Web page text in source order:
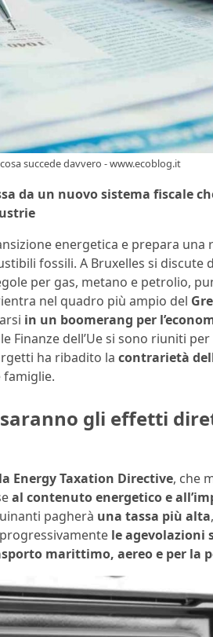
succede davvero - www.ecoblog.it
da un nuovo sistema fiscale
energetica e prepara
fossili. A Bruxelles si discute
per gas, metano e petrolio,
nel quadro più ampio del
in un boomerang per
Finanze dell’Ue si sono riuniti
ha ribadito la contrarietà
gli effetti
Energy Taxation Directive, che
al contenuto energetico e
pagherà una tassa più alta
le agevolazioni
marittimo, aereo e per la